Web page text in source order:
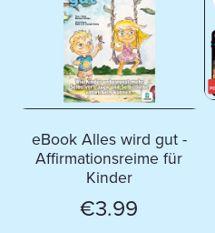
eBook Alles wird gut -
Affirmationsreime für
Kinder
€3.99